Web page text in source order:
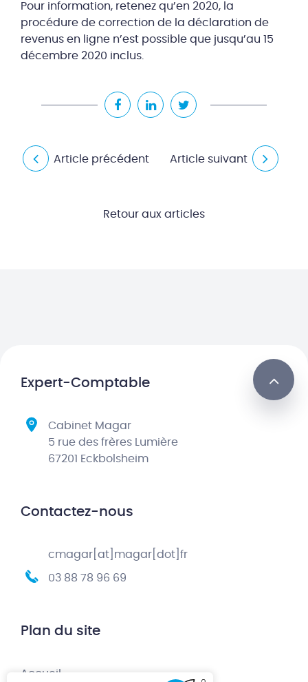
Pour information, retenez qu’en 2020, la
procédure de correction de la déclaration de
revenus en ligne n’est possible que jusqu’au 15
décembre 2020 inclus.
Article précédent Article suivant
Retour aux articles
Expert-Comptable
Cabinet Magar
5 rue des frères Lumière
67201 Eckbolsheim
Contactez-nous
cmagar[at]magar[dot]fr
03 88 78 96 69
Plan du site
Accueil